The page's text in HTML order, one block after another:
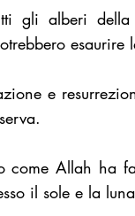
gli alberi della
e
Allah ha
il sole e la